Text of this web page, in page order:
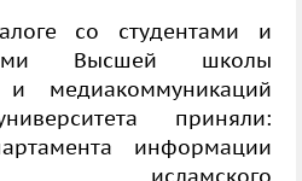
со студентами и
Высшей школы
и медиакоммуникаций
приняли:
информации